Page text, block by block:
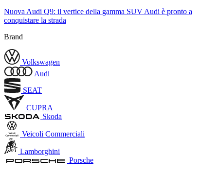
Nuova Audi Q9: il vertice della gamma SUV Audi è pronto a
conquistare la strada
Brand
Volkswagen
Audi
SEAT
CUPRA
Skoda
Veicoli Commerciali
Lamborghini
Porsche